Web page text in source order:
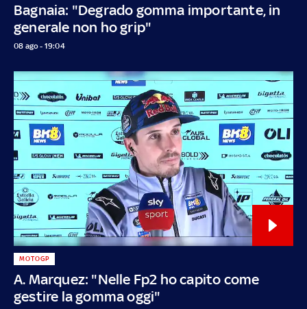
Bagnaia: "Degrado gomma importante, in
generale non ho grip"
08 ago - 19:04
A. Marquez: "Nelle Fp2 ho capito come
gestire la gomma oggi"
MOTOGP